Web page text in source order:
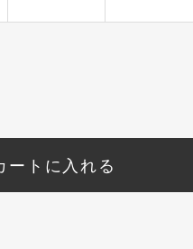
ートに入れる